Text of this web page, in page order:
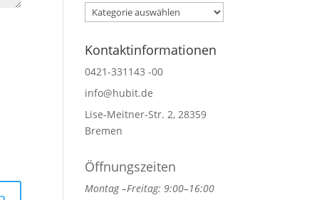
Kategorien
Kontaktinformationen
0421-331143 -00
info@hubit.de
Lise-Meitner-Str. 2, 28359
Bremen
Öffnungszeiten
Montag –Freitag: 9:00–16:00